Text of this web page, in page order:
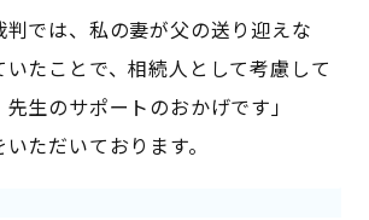
判では、私の妻が父の送り迎えな
いたことで、相続人として考慮して
生のサポートのおかげです」
ただいております。